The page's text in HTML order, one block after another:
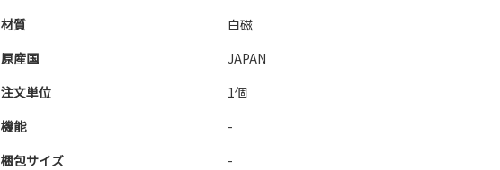
材質
白磁
原産国
JAPAN
注文単位
1個
機能
-
梱包サイズ
-